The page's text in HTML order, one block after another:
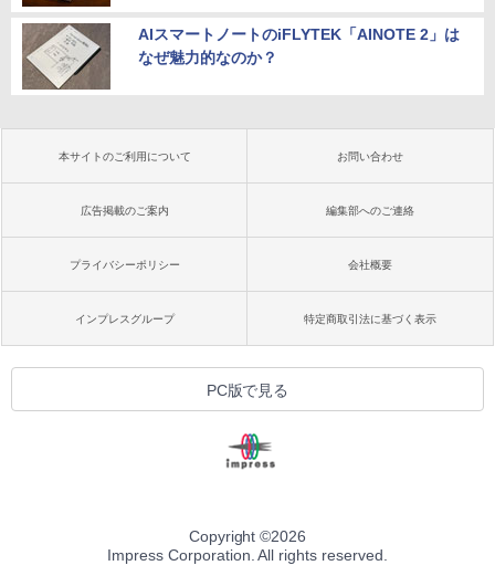
AIスマートノートのiFLYTEK「AINOTE 2」は
なぜ魅力的なのか？
本サイトのご利用について お問い合わせ
広告掲載のご案内 編集部へのご連絡
プライバシーポリシー 会社概要
インプレスグループ 特定商取引法に基づく表示
PC版で見る
Copyright ©2026
Impress Corporation. All rights reserved.